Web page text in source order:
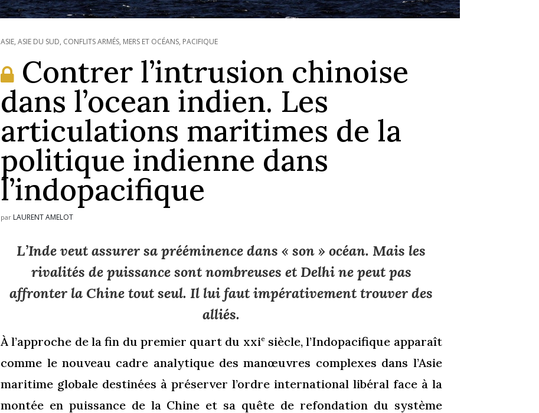
ASIE,ASIE DU SUD, CONFLITS ARMÉS, MERS ET OCÉANS, PACIFIQUE
Contrer l’intrusion chinoise
dans l’ocean indien. Les
articulations maritimes de la
politique indienne dans
l’indopacifique
par LAURENT AMELOT
L’Inde veut assurer sa prééminence dans « son » océan. Mais les
rivalités de puissance sont nombreuses et Delhi ne peut pas
affronter la Chine tout seul. Il lui faut impérativement trouver des
alliés.
À l’approche de la fin du premier quart du xxiesiècle, l’Indopacifique apparaît
comme le nouveau cadre analytique des manœuvres complexes dans l’Asie
maritime globale destinées à préserver l’ordre international libéral face à la
montée en puissance de la Chine et sa quête de refondation du système